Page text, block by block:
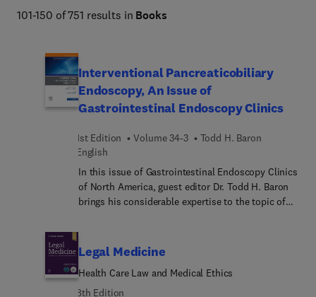
101-150 of 751 results in Books
Interventional Pancreaticobiliary
Endoscopy, An Issue of
Gastrointestinal Endoscopy Clinics
1st Edition Volume 34-3
Todd H. Baron
English
In this issue of Gastrointestinal Endoscopy Clinics
of North America, guest editor Dr. Todd H. Baron
brings his considerable expertise to the topic of
gastroenterologic interventions for
pancreaticobiliary disorders, representing
significant advances in non-surgical, non-
percutaneous treatments.
Legal Medicine
Health Care Law and Medical Ethics
8th Edition